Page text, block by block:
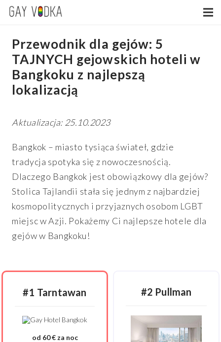
Przewodnik dla gejów: 5
TAJNYCH gejowskich hoteli w
Bangkoku z najlepszą
lokalizacją
Aktualizacja: 25.10.2023
Bangkok – miasto tysiąca świateł, gdzie
tradycja spotyka się z nowoczesnością.
Dlaczego Bangkok jest obowiązkowy dla gejów?
Stolica Tajlandii stała się jednym z najbardziej
kosmopolitycznych i przyjaznych osobom LGBT
miejsc w Azji. Pokażemy Ci najlepsze hotele dla
gejów w Bangkoku!
#1 Tarntawan
od 60 € za noc
#2 Pullman